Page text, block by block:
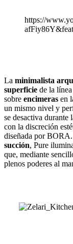
https://
La minimalista
superficie de la línea
sobre encimeras en
un mismo nivel y
se desactiva durante
con la discreción
diseñada por
succión, Pure
que, mediante
plenos poderes al